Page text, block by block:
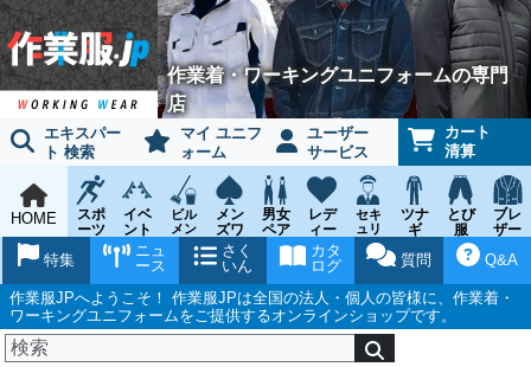
作業着・ワーキングユニフォームの専門
店
エキスパー
ト 検索
マイ ユニフ
ォーム
ユーザー
サービス
カート
清算
HOME
スポ
ーツ
ウェ
イベ
ント
チー
ム
ビル
メン
ンス
メン
ズワ
ーキ
ング
男女
ペア
レデ
ィー
ス
ワー
キン
グ
セキ
ュリ
ティ
ウェ
ツナ
ギ
とび
服
鳶作
業用
ブレ
ザー
ツ
Q&A
質問
カタ
ログ
さく
いん
ニュ
ース
特集
作業服JPへようこそ！ 作業服JPは全国の法人・個人の皆様に、作業着・
ワーキングユニフォームをご提供するオンラインショップです。